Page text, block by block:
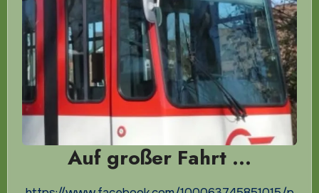
Auf großer Fahrt …